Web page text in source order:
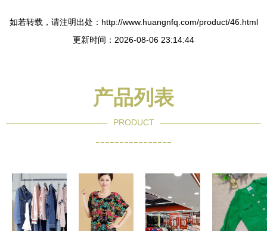
如若转载，请注明出处：http://www.huangnfq.com/product/46.html
更新时间：2026-08-06 23:14:44
产品列表
PRODUCT
----------------